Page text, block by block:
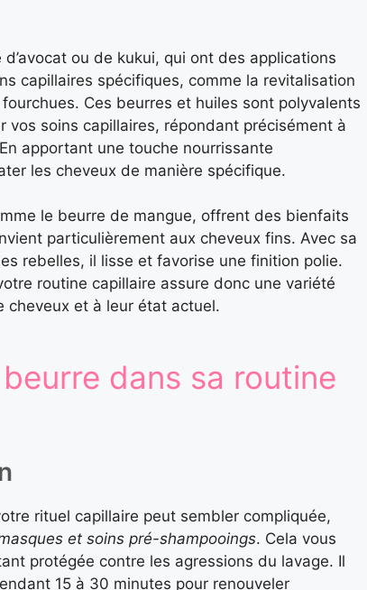
ou de kukui, qui ont des applications
capillaires spécifiques, comme la revitalisation
Ces beurres et huiles sont polyvalents
soins capillaires, répondant précisément à
apportant une touche nourrissante
les cheveux de manière spécifique.
le beurre de mangue, offrent des bienfaits
particulièrement aux cheveux fins. Avec sa
rebelles, il lisse et favorise une finition polie.
routine capillaire assure donc une variété
cheveux et à leur état actuel.
dans sa routine
rituel capillaire peut sembler compliquée,
et soins pré-shampooings. Cela vous
protégée contre les agressions du lavage. Il
15 à 30 minutes pour renouveler